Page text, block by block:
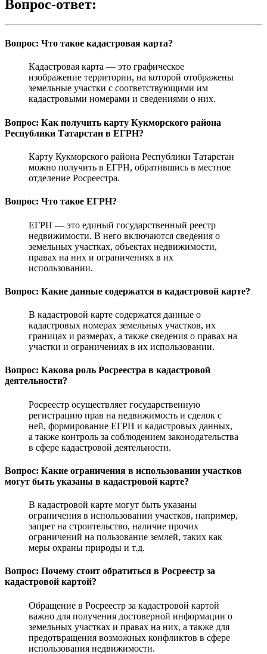
Вопрос-ответ:
Вопрос: Что такое кадастровая карта?
Кадастровая карта — это графическое
изображение территории, на которой отображены
земельные участки с соответствующими им
кадастровыми номерами и сведениями о них.
Вопрос: Как получить карту Кукморского района
Республики Татарстан в ЕГРН?
Карту Кукморского района Республики Татарстан
можно получить в ЕГРН, обратившись в местное
отделение Росреестра.
Вопрос: Что такое ЕГРН?
ЕГРН — это единый государственный реестр
недвижимости. В него включаются сведения о
земельных участках, объектах недвижимости,
правах на них и ограничениях в их
использовании.
Вопрос: Какие данные содержатся в кадастровой карте?
В кадастровой карте содержатся данные о
кадастровых номерах земельных участков, их
границах и размерах, а также сведения о правах на
участки и ограничениях в их использовании.
Вопрос: Какова роль Росреестра в кадастровой
деятельности?
Росреестр осуществляет государственную
регистрацию прав на недвижимость и сделок с
ней, формирование ЕГРН и кадастровых данных,
а также контроль за соблюдением законодательства
в сфере кадастровой деятельности.
Вопрос: Какие ограничения в использовании участков
могут быть указаны в кадастровой карте?
В кадастровой карте могут быть указаны
ограничения в использовании участков, например,
запрет на строительство, наличие прочих
ограничений на пользование землей, таких как
меры охраны природы и т.д.
Вопрос: Почему стоит обратиться в Росреестр за
кадастровой картой?
Обращение в Росреестр за кадастровой картой
важно для получения достоверной информации о
земельных участках и правах на них, а также для
предотвращения возможных конфликтов в сфере
использования недвижимости.